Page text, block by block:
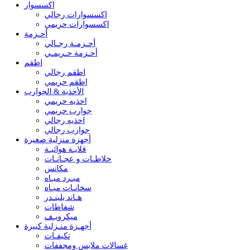
اكسسوار
اكسسوارات رجالي
اكسسوارات حريمي
أحـزمة
أحـزمـة رجـالي
أحـزمة حـريمـي
اطقم
اطقم رجالي
اطقم حريمي
الأحذية & الجوارب
احذيه حريمي
جوارب حريمي
احذيه رجالي
جوارب رجالي
أجهزة منزلية صغيرة
قلايـة هوائيـة
خلاطـات و عجـانـات
مكانس
مبـرد ميـاه
سخانـات ميـاه
هـاند بلينـدر
شفاطات
ميكرويـف
أجهـزة منـزلية كبيرة
تكيفـات
غسالات ملابس ومجففات